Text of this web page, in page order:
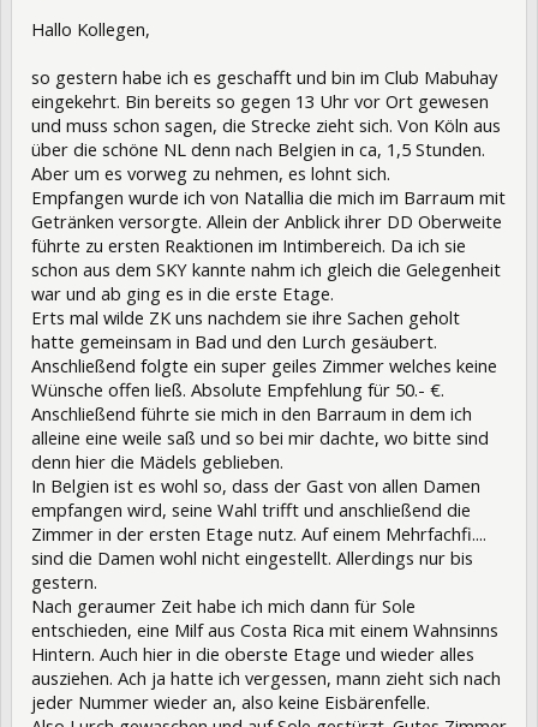
Hallo Kollegen,
so gestern habe ich es geschafft und bin im Club Mabuhay
eingekehrt. Bin bereits so gegen 13 Uhr vor Ort gewesen
und muss schon sagen, die Strecke zieht sich. Von Köln aus
über die schöne NL denn nach Belgien in ca, 1,5 Stunden.
Aber um es vorweg zu nehmen, es lohnt sich.
Empfangen wurde ich von Natallia die mich im Barraum mit
Getränken versorgte. Allein der Anblick ihrer DD Oberweite
führte zu ersten Reaktionen im Intimbereich. Da ich sie
schon aus dem SKY kannte nahm ich gleich die Gelegenheit
war und ab ging es in die erste Etage.
Erts mal wilde ZK uns nachdem sie ihre Sachen geholt
hatte gemeinsam in Bad und den Lurch gesäubert.
Anschließend folgte ein super geiles Zimmer welches keine
Wünsche offen ließ. Absolute Empfehlung für 50.- €.
Anschließend führte sie mich in den Barraum in dem ich
alleine eine weile saß und so bei mir dachte, wo bitte sind
denn hier die Mädels geblieben.
In Belgien ist es wohl so, dass der Gast von allen Damen
empfangen wird, seine Wahl trifft und anschließend die
Zimmer in der ersten Etage nutz. Auf einem Mehrfachfi....
sind die Damen wohl nicht eingestellt. Allerdings nur bis
gestern.
Nach geraumer Zeit habe ich mich dann für Sole
entschieden, eine Milf aus Costa Rica mit einem Wahnsinns
Hintern. Auch hier in die oberste Etage und wieder alles
ausziehen. Ach ja hatte ich vergessen, mann zieht sich nach
jeder Nummer wieder an, also keine Eisbärenfelle.